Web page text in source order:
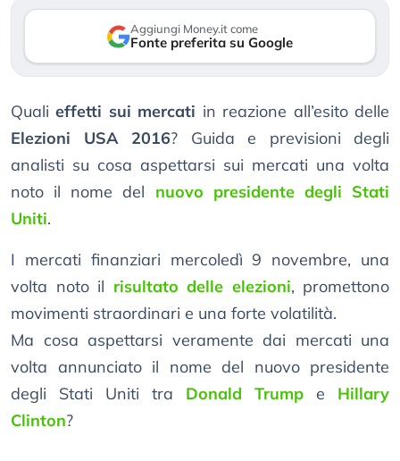
Aggiungi Money.it come
Fonte preferita su Google
Qualieffetti sui mercati in reazione all’esito delle
Elezioni USA 2016? Guida e previsioni degli
analisti su cosa aspettarsi sui mercati una volta
noto il nome del nuovo presidente degli Stati
Uniti.
I mercati finanziari mercoledì 9 novembre, una
volta noto il risultato delle elezioni, promettono
movimenti straordinari e una forte volatilità.
Ma cosa aspettarsi veramente dai mercati una
volta annunciato il nome del nuovo presidente
degli Stati Uniti tra Donald Trump e Hillary
Clinton?